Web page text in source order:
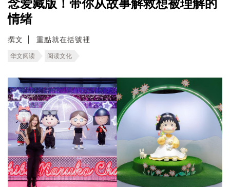
念爱藏版！带你从故事解救想被理解的
情绪
撰文 重點就在括號裡
华文阅读 阅读文化